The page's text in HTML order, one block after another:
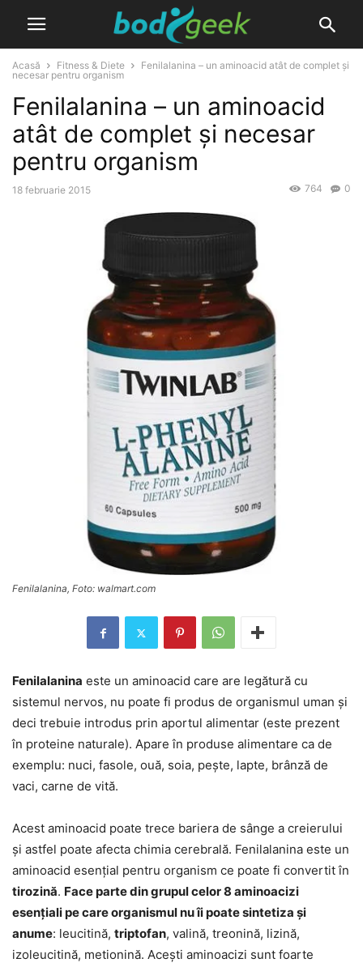
Acasă Fitness & Diete
Fenilalanina – un aminoacid atât de complet și
necesar pentru organism
Fenilalanina – un aminoacid
atât de complet și necesar
pentru organism
18 februarie 2015 0
764
Fenilalanina, Foto: walmart.com
Fenilalanina este un aminoacid care are legătură cu
sistemul nervos, nu poate fi produs de organismul uman și
deci trebuie introdus prin aportul alimentar (este prezent
în proteine naturale). Apare în produse alimentare ca de
exemplu: nuci, fasole, ouă, soia, pește, lapte, brânză de
vaci, carne de vită.
Acest aminoacid poate trece bariera de sânge a creierului
și astfel poate afecta chimia cerebrală. Fenilalanina este un
aminoacid esențial pentru organism ce poate fi convertit în
tirozină. Face parte din grupul celor 8 aminoacizi
esențiali pe care organismul nu îi poate sintetiza și
anume: leucitină, triptofan, valină, treonină, lizină,
izoleucitină, metionină. Acești aminoacizi sunt foarte